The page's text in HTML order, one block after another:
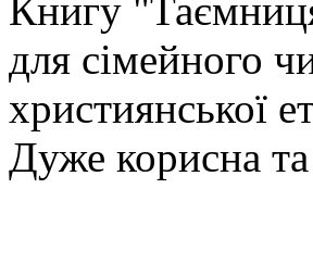
Книгу
для сімейного
християнської
Дуже корисна